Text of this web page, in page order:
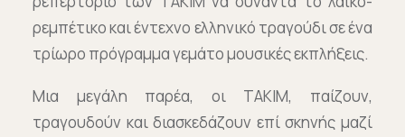
ρεμπέτικο και έντεχνο ελληνικό τραγούδι σε ένα
τρίωρο πρόγραμμα γεμάτο μουσικές εκπλήξεις.
Μια μεγάλη παρέα, οι ΤΑΚΙΜ, παίζουν,
τραγουδούν και διασκεδάζουν επί σκηνής μαζί